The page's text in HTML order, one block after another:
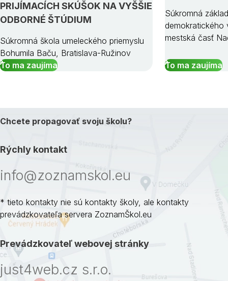
PRIJÍMACÍCH SKÚŠOK NA VYŠŠIE
ODBORNÉ ŠTÚDIUM
Súkromná škola umeleckého priemyslu
Bohumila Baču, Bratislava-Ružinov
To ma zaujíma
Súkromná
demokratického
mestská časť
To ma zaujíma
Chcete propagovať svoju školu?
Rýchly kontakt
info@zoznamskol.eu
* tieto kontakty nie sú kontakty školy, ale kontakty
prevádzkovateľa servera ZoznamŠkol.eu
Prevádzkovateľ webovej stránky
just4web.cz s.r.o.